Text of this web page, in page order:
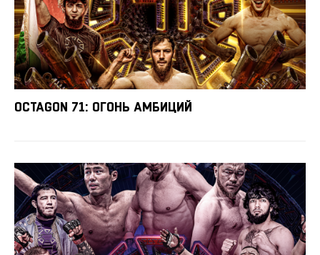
OCTAGON 71: ОГОНЬ АМБИЦИЙ